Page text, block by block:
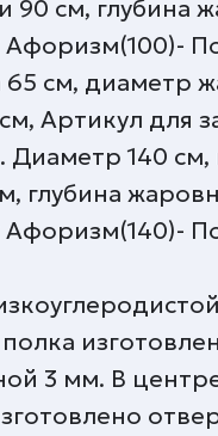
см, глубина
Афоризм(100)-
см, диаметр
Артикул для
140 см,
глубина
Афоризм(140)-
3 мм. В